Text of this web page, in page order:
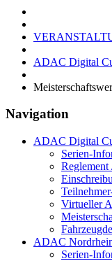
ADAC Digital
Navigation
ADAC Digital
Serien-
Reglement
Virtueller
ADAC
Serien-